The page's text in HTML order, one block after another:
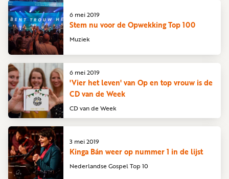
Muziek
Stem nu voor de Opwekking Top 100
6 mei 2019
CD van de Week
'Vier het leven' van Op en top vrouw is de
CD van de Week
6 mei 2019
Nederlandse Gospel Top 10
Kinga Bán weer op nummer 1 in de lijst
3 mei 2019